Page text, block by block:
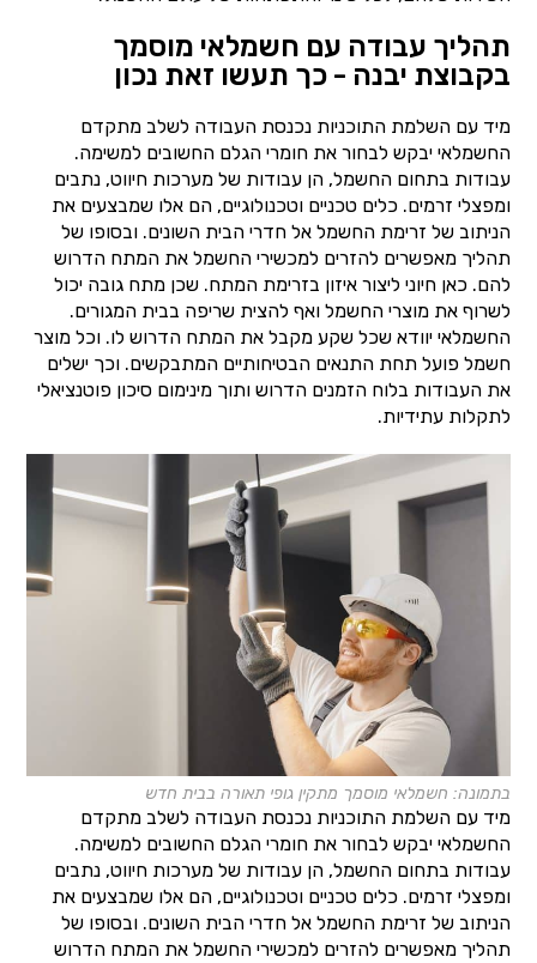
תהליך עבודה עם חשמלאי מוסמך
בקבוצת יבנה - כך תעשו זאת נכון
מיד עם השלמת התוכניות נכנסת העבודה לשלב מתקדם
החשמלאי יבקש לבחור את חומרי הגלם החשובים למשימה.
עבודות בתחום החשמל, הן עבודות של מערכות חיווט, נתבים
ומפצלי זרמים. כלים טכניים וטכנולוגיים, הם אלו שמבצעים את
הניתוב של זרימת החשמל אל חדרי הבית השונים. ובסופו של
תהליך מאפשרים להזרים למכשירי החשמל את המתח הדרוש
להם. כאן חיוני ליצור איזון בזרימת המתח. שכן מתח גובה יכול
לשרוף את מוצרי החשמל ואף להצית שריפה בבית המגורים.
החשמלאי יוודא שכל שקע מקבל את המתח הדרוש לו. וכל מוצר
חשמל פועל תחת התנאים הבטיחותיים המתבקשים. וכך ישלים
את העבודות בלוח הזמנים הדרוש ותוך מינימום סיכון פוטנציאלי
לתקלות עתידיות.
בתמונה: חשמלאי מוסמך מתקין גופי תאורה בבית חדש
מיד עם השלמת התוכניות נכנסת העבודה לשלב מתקדם
החשמלאי יבקש לבחור את חומרי הגלם החשובים למשימה.
עבודות בתחום החשמל, הן עבודות של מערכות חיווט, נתבים
ומפצלי זרמים. כלים טכניים וטכנולוגיים, הם אלו שמבצעים את
הניתוב של זרימת החשמל אל חדרי הבית השונים. ובסופו של
תהליך מאפשרים להזרים למכשירי החשמל את המתח הדרוש